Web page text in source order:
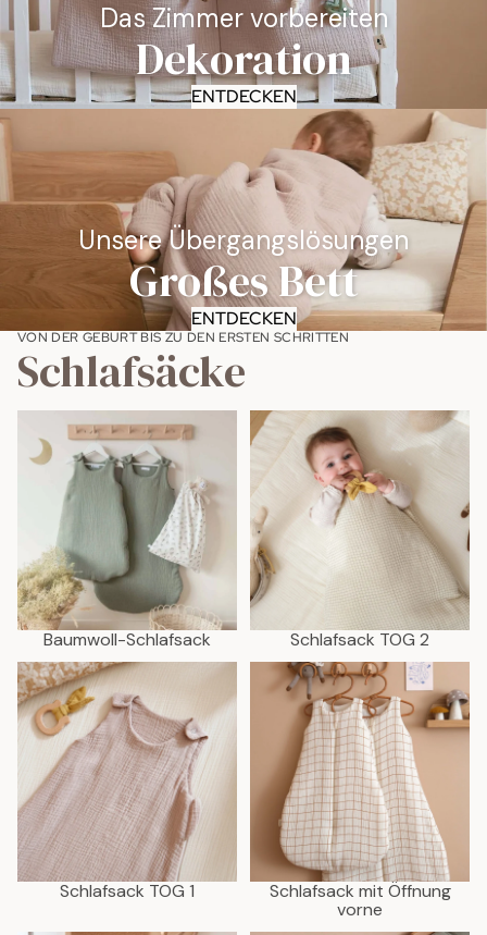
Das Zimmer vorbereiten
Dekoration
ENTDECKEN
Unsere Übergangslösungen
Großes Bett
ENTDECKEN
VON DER GEBURT BIS ZU DEN ERSTEN SCHRITTEN
Schlafsäcke
Baumwoll-Schlafsack
Baumwoll-Schlafsack
Schlafsack TOG 2
Schlafsack TOG 2
Schlafsack TOG 1
Schlafsack TOG 1
Schlafsack mit Öffnung vorne
Schlafsack mit Öffnung
vorne